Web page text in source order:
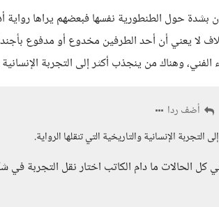
بشدة حول الطنطورية نفسها فبعضهم يراها رواية
لا يعني أن أحد الطرفين مخدوع أو مدفوع
وهناك من ينجذب أكثر إلى التجربة الإنسانية
أضف ردا
الإنسانية والتاريخية التي تنقلها الرواية.
كل الحالات ما دام الكاتب اختار نقل